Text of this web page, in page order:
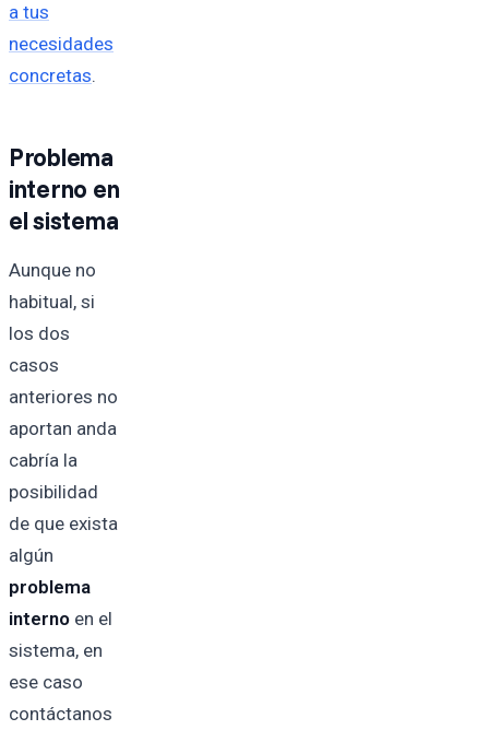
a tus
necesidades
concretas.
Problema
interno en
el sistema
Aunque no
habitual, si
los dos
casos
anteriores no
aportan anda
cabría la
posibilidad
de que exista
algún
problema
interno en el
sistema, en
ese caso
contáctanos